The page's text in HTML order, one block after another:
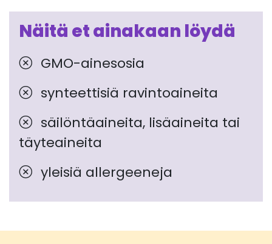
Näitä et ainakaan löydä
GMO-ainesosia
synteettisiä ravintoaineita
säilöntäaineita, lisäaineita tai
täyteaineita
yleisiä allergeeneja